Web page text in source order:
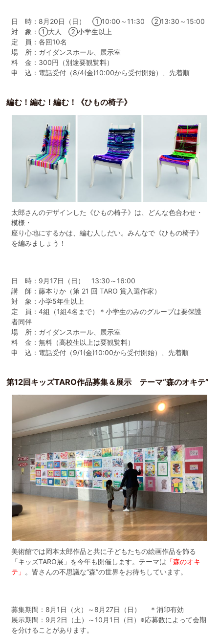
日 時：8月20日（日） ➀10:00～11:30 ②13:30～15:00
対 象：①大人 ②小学生以上
定 員：各回10名
場 所：ガイダンスホール、展示室
料 金：300円（別途要観覧料）
申 込：電話受付（8/4(金)10:00から受付開始）、先着順
編む！編む！編む！《ひもの椅子》
太郎さんのデザインした《ひもの椅子》は、どんな色合わせ・
模様・
座り心地にするかは、編む人しだい。みんなで《ひもの椅子》
を編みましょう！
日 時：9月17日（日） 13:30～16:00
講 師：藤本りか（第 21 回 TARO 賞入選作家）
対 象：小学5年生以上
定 員：4組（1組4名まで）＊小学生のみのグループは要保護
者同伴
場 所：ガイダンスホール、展示室
料 金：無料（高校生以上は要観覧料）
申 込：電話受付（9/1(金)10:00から受付開始）、先着順
第12回キッズTARO作品募集＆展示 テーマ“森のオキテ”
美術館では岡本太郎作品と共に子どもたちの絵画作品を飾る
「キッズTARO展」を今年も開催します。テーマは 「森のオキ
テ」 。皆さんの不思議な“森”の世界をお待ちしています。
募集期間：8月1日（火）～8月27日（日） ＊消印有効
展示期間：9月2日（土）～10月1日（日）※応募数によって会期
を分けることがあります。